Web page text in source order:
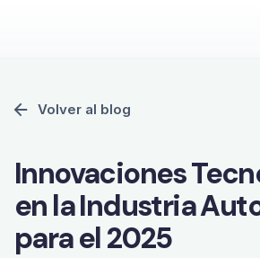
Volver al blog
Innovaciones
en la Industria
para el 2025